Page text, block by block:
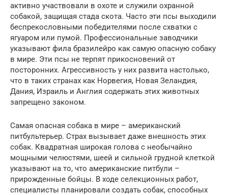
активно участвовали в охоте и служили охранной
собакой, защищая стада скота. Часто эти псы выходили
беспрекословными победителями после схватки с
ягуаром или пумой. Профессиональные заводчики
указывают фила бразилейро как самую опасную собаку
в мире. Эти псы не терпят прикосновений от
посторонних. Агрессивность у них развита настолько,
что в таких странах как Норвегия, Новая Зеландия,
Дания, Израиль и Англия содержать этих животных
запрещено законом.
Самая опасная собака в мире – американский
питбультерьер. Страх вызывает даже внешность этих
собак. Квадратная широкая голова с необычайно
мощными челюстями, шеей и сильной грудной клеткой
указывают на то, что американские питбули –
прирожденные бойцы. В ходе селекционных работ,
специалисты планировали создать собак, способных